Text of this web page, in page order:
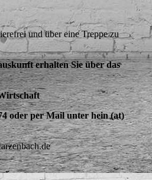
und über eine Treppe zu
erhalten Sie über das
oder per Mail unter hein (at)